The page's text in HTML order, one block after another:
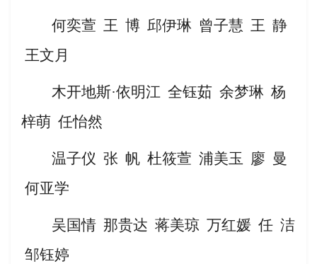
何奕萱 王 博 邱伊琳 曾子慧 王 静
王文月
木开地斯·依明江 全钰茹 余梦琳 杨
梓萌 任怡然
温子仪 张 帆 杜筱萱 浦美玉 廖 曼
何亚学
吴国情 那贵达 蒋美琼 万红媛 任 洁
邹钰婷